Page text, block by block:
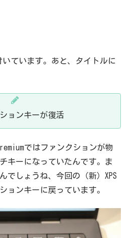
ています。あと、タイトルに
ョンキーが復活
ではファンクションが物
キーになっていたんです。ま
でしょうね、今回の（新）XPS
ンキーに戻っています。